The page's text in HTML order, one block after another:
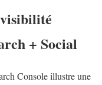
+ Social
Console illustre une